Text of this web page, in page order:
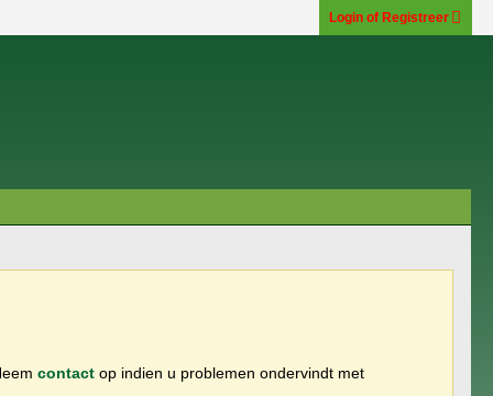
Login of Registreer
contact op indien u problemen ondervindt met